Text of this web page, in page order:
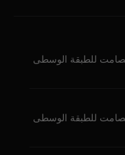
الصامت للطبقة الوسطى
الصامت للطبقة الوسطى